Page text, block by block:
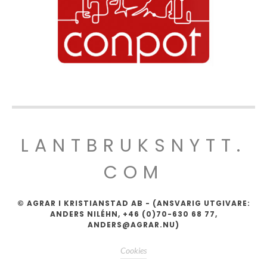
LANTBRUKSNYTT.
COM
© AGRAR I KRISTIANSTAD AB - (ANSVARIG UTGIVARE:
ANDERS NILÉHN, +46 (0)70-630 68 77,
ANDERS@AGRAR.NU)
Cookies